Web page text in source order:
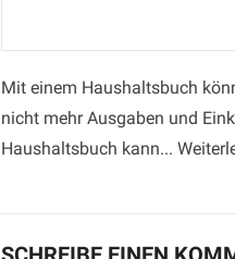
Mit einem Haus­halts­buch
nicht mehr Ausgaben und
Haushaltsbuch kann...